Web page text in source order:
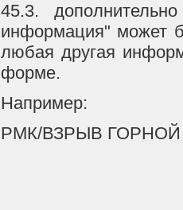
45.3.
информация" может
любая другая
форме.
Например:
РМК/ВЗРЫВ